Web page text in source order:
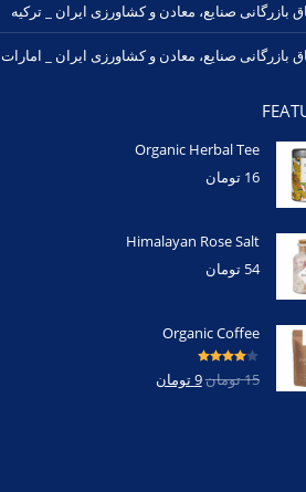
بازرگانی صنایع، معادن و کشاورزی ایران _ ترکیه
بازرگانی صنایع، معادن و کشاورزی ایران _ امارات
Organic Herbal Tee
16 تومان
Himalayan Rose Salt
54 تومان
Organic Coffee
امتیاز4.00
از 5 15تومان9تومان